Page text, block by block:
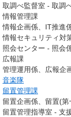
取調べ監督室 - 取調
情報管理課
情報企画係、IT推進
情報セキュリティ対
照会センター - 照会
広報課
管理運用係、広報企
音楽隊
留置管理課
留置企画係、留置(
留置管理指導室 - 支